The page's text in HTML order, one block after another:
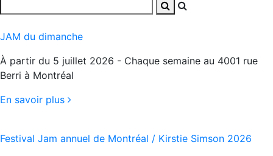
JAM du dimanche
À partir du 5 juillet 2026 - Chaque semaine au 4001 rue
Berri à Montréal
En savoir plus
Festival Jam annuel de Montréal / Kirstie Simson 2026